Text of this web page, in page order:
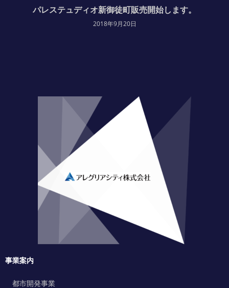
パレステュディオ新御徒町販売開始します。
2018年9月20日
事業案内
都市開発事業